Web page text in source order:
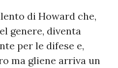
di Howard che,
genere, diventa
per le difese e,
ma gliene arriva un